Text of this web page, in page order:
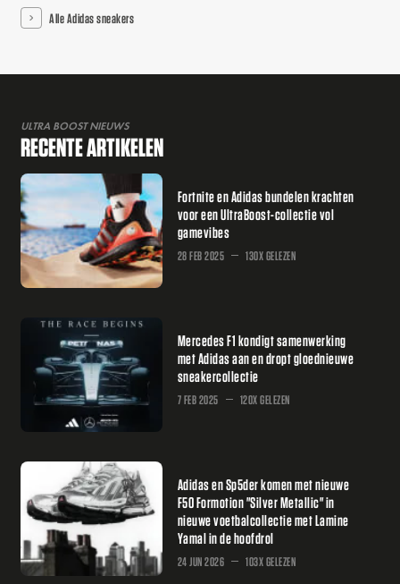
Alle Adidas sneakers
ULTRA BOOST NIEUWS
RECENTE ARTIKELEN
Fortnite en Adidas bundelen krachten
voor een UltraBoost-collectie vol
gamevibes
28 FEB 2025 130X GELEZEN
Mercedes F1 kondigt samenwerking
met Adidas aan en dropt gloednieuwe
sneakercollectie
7 FEB 2025 120X GELEZEN
Adidas en Sp5der komen met nieuwe
F50 Formotion "Silver Metallic" in
nieuwe voetbalcollectie met Lamine
Yamal in de hoofdrol
24 JUN 2026 103X GELEZEN